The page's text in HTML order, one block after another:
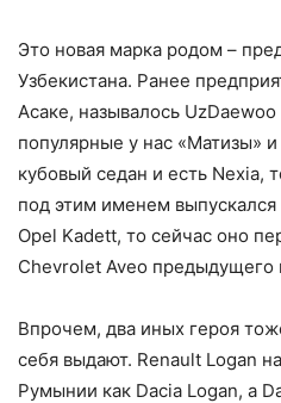
Это новая марка родом –
Узбекистана. Ранее
Асаке, называлось
популярные у нас «Матизы»
кубовый седан и есть Nexia,
под этим именем
Opel Kadett, то сейчас оно
Chevrolet Aveo предыдущего
Впрочем, два иных героя
себя выдают. Renault Logan
Румынии как Dacia Logan, а